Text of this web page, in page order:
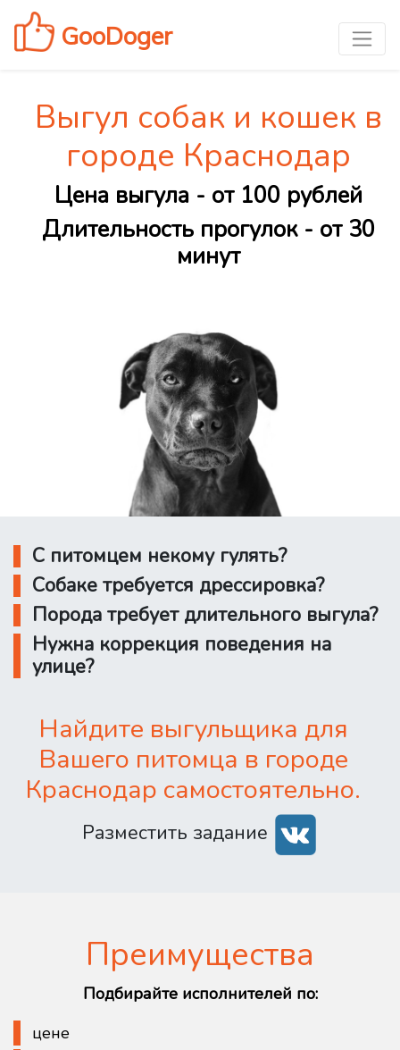
GooDoger
Выгул собак и кошек в
городе Краснодар
Цена выгула - от 100 рублей
Длительность прогулок - от 30
минут
С питомцем некому гулять?
Собаке требуется дрессировка?
Порода требует длительного выгула?
Нужна коррекция поведения на
улице?
Найдите выгульщика для
Вашего питомца в городе
Краснодар самостоятельно.
Разместить задание
Преимущества
Подбирайте исполнителей по:
цене